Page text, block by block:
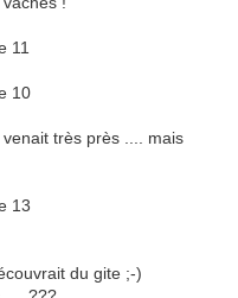
très près .... mais
du gite ;-)